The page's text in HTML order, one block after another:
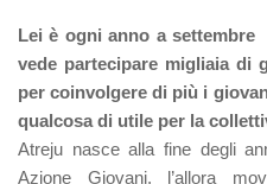
Lei è ogni anno a
vede partecipare migliaia di
per coinvolgere di più i
qualcosa di utile per la
Atreju nasce alla fine degli
Azione Giovani, l’allora